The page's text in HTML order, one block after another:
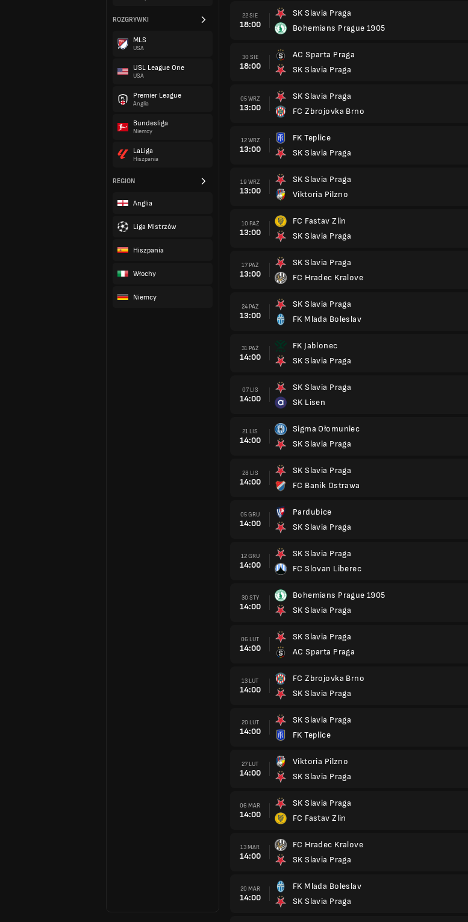
ROZGRYWKI
MLS
USA
USL League One
USA
Premier League
Anglia
Bundesliga
Niemcy
LaLiga
Hiszpania
REGION
Anglia
Liga Mistrzów
Hiszpania
Włochy
Niemcy
22 SIE
18:00
SK Slavia Praga
Bohemians Prague 1905
30 SIE
18:00
AC Sparta Praga
SK Slavia Praga
05 WRZ
13:00
SK Slavia Praga
FC Zbrojovka Brno
12 WRZ
13:00
FK Teplice
SK Slavia Praga
19 WRZ
13:00
SK Slavia Praga
Viktoria Pilzno
10 PAŹ
13:00
FC Fastav Zlin
SK Slavia Praga
17 PAŹ
13:00
SK Slavia Praga
FC Hradec Kralove
24 PAŹ
13:00
SK Slavia Praga
FK Mlada Boleslav
31 PAŹ
14:00
FK Jablonec
SK Slavia Praga
07 LIS
14:00
SK Slavia Praga
SK Lisen
21 LIS
14:00
Sigma Ołomuniec
SK Slavia Praga
28 LIS
14:00
SK Slavia Praga
FC Banik Ostrawa
05 GRU
14:00
Pardubice
SK Slavia Praga
12 GRU
14:00
SK Slavia Praga
FC Slovan Liberec
30 STY
14:00
Bohemians Prague 1905
SK Slavia Praga
06 LUT
14:00
SK Slavia Praga
AC Sparta Praga
13 LUT
14:00
FC Zbrojovka Brno
SK Slavia Praga
20 LUT
14:00
SK Slavia Praga
FK Teplice
27 LUT
14:00
Viktoria Pilzno
SK Slavia Praga
06 MAR
14:00
SK Slavia Praga
FC Fastav Zlin
13 MAR
14:00
FC Hradec Kralove
SK Slavia Praga
20 MAR
14:00
FK Mlada Boleslav
SK Slavia Praga